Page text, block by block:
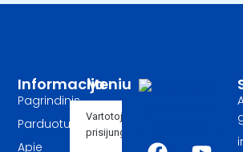
F
Y
Meniu
Vartotojo
prisijungimas
Informacija
Pagrindinis
Parduotuvė
Apie